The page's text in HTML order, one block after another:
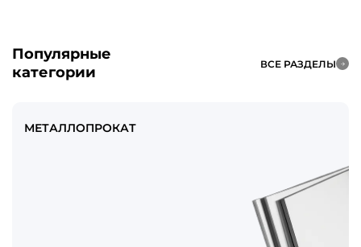
Популярные
категории
ВСЕ РАЗДЕЛЫ
МЕТАЛЛОПРОКАТ